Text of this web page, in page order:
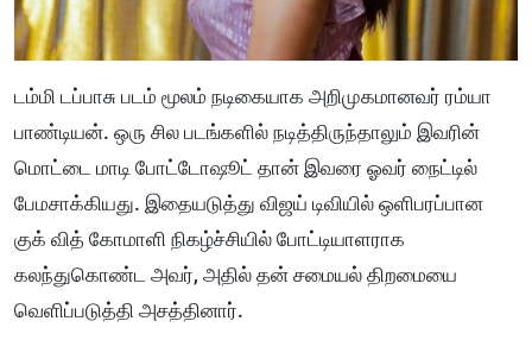
டம்மி டப்பாசு படம் மூலம் நடிகையாக அறிமுகமானவர் ரம்யா
பாண்டியன். ஒரு சில படங்களில் நடித்திருந்தாலும் இவரின்
மொட்டை மாடி போட்டோஷூட் தான் இவரை ஓவர் நைட்டில்
பேமசாக்கியது. இதையடுத்து விஜய் டிவியில் ஒளிபரப்பான
குக் வித் கோமாளி நிகழ்ச்சியில் போட்டியாளராக
கலந்துகொண்ட அவர், அதில் தன் சமையல் திறமையை
வெளிப்படுத்தி அசத்தினார்.